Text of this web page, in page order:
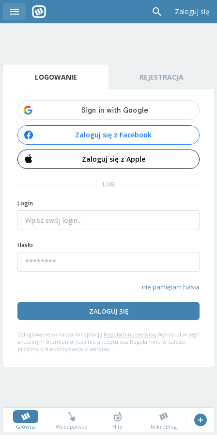
Zaloguj się
LOGOWANIE REJESTRACJA
Zaloguj się z Facebook
Zaloguj się z Apple
LUB
Login
Hasło
nie pamiętam hasła
ZALOGUJ SIĘ
Zalogowanie oznacza akceptację Regulaminu serwisu Wykop.pl w jego
aktualnym brzmieniu. Jeśli nie akceptujesz Regulaminu w całości,
prosimy o niekorzystanie z serwisu.
Główna Wykopalisko Hity Mikroblog